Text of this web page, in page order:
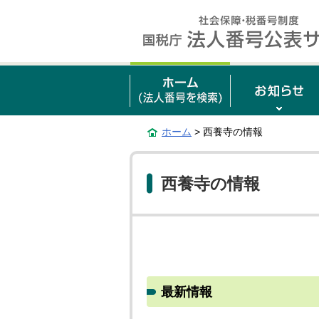
ホーム > 西養寺の情報
西養寺の情報
最新情報